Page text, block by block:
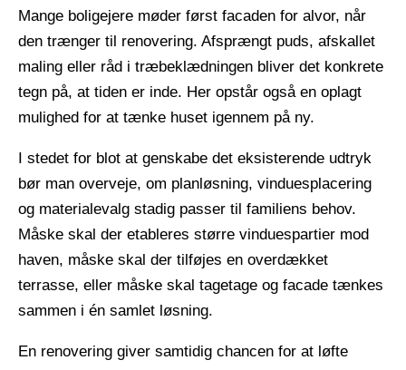
Mange boligejere møder først facaden for alvor, når
den trænger til renovering. Afsprængt puds, afskallet
maling eller råd i træbeklædningen bliver det konkrete
tegn på, at tiden er inde. Her opstår også en oplagt
mulighed for at tænke huset igennem på ny.
I stedet for blot at genskabe det eksisterende udtryk
bør man overveje, om planløsning, vinduesplacering
og materialevalg stadig passer til familiens behov.
Måske skal der etableres større vinduespartier mod
haven, måske skal der tilføjes en overdækket
terrasse, eller måske skal tagetage og facade tænkes
sammen i én samlet løsning.
En renovering giver samtidig chancen for at løfte